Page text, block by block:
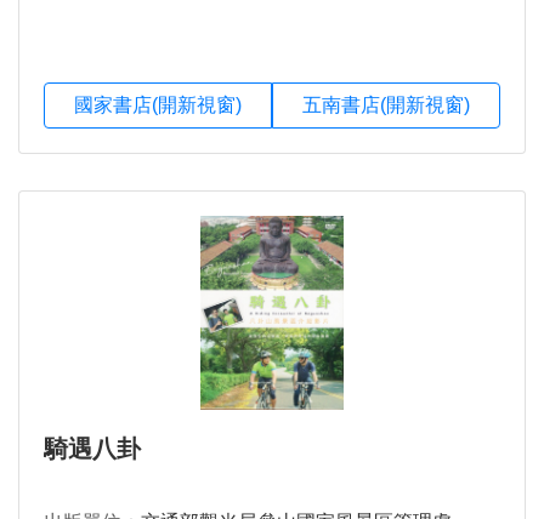
國家書店(開新視窗) 五南書店(開新視窗)
騎遇八卦